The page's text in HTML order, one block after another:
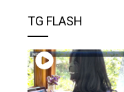
TG FLASH